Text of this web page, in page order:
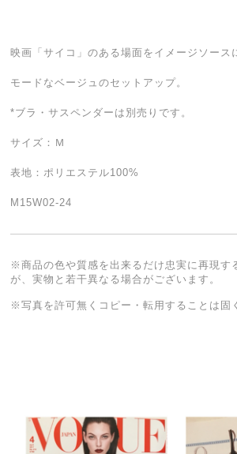
映画「サイコ」のある場面をイメージソース
モードなベージュのセットアップ。
*ブラ・サスペンダーは別売りです。
サイズ：Ｍ
表地：ポリエステル100%
M15W02-24
※商品の色や質感を出来るだけ忠実に再現す
が、実物と若干異なる場合がございます。
※写真を許可無くコピー・転用することは固